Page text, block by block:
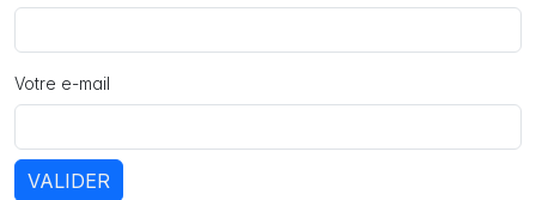
Votre e-mail
VALIDER